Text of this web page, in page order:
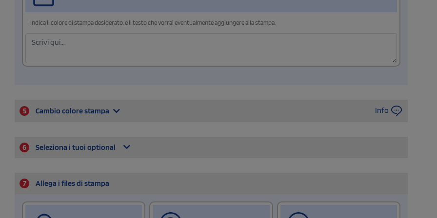
Indica il colore di stampa desiderato, e il testo che vorrai eventualmente aggiungere alla stampa.
5 Cambio colore stampa Info
6 Seleziona i tuoi optional
7 Allega i files di stampa